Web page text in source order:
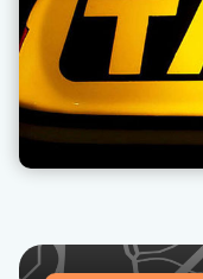
Вся фінансова
особистому
Наша
проблеми, що
рекомендації, як